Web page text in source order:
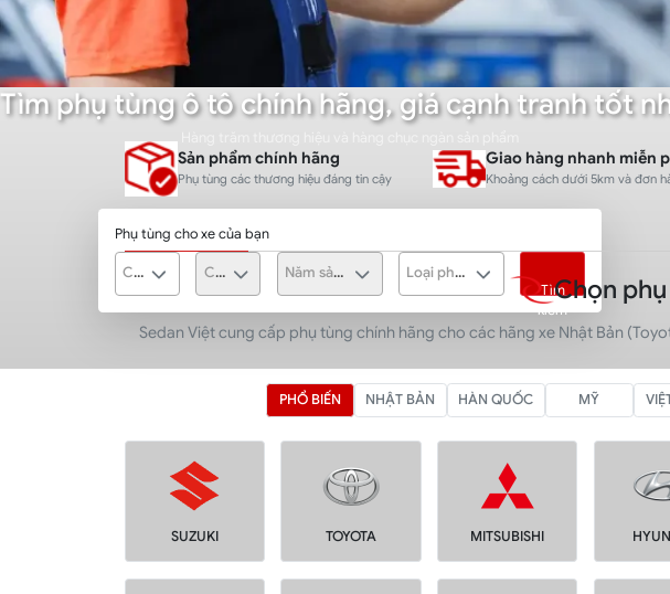
Tìm phụ tùng ô tô chính hãng, giá cạnh tranh tốt
Phụ tùng cho xe của bạn
Chọn hãng xe Chọn dòng xe Năm sản xuất Loại phụ tùng
Tìm
kiếm
Sản phẩm chính hãng
Phụ tùng các thương hiệu đáng tin cậy
Giao hàng nhanh miễn
Khoảng cách dưới 5km và đơn
Chọn
Sedan Việt cung cấp phụ tùng chính hãng cho các hãng xe Nhật Bản
PHỔ BIẾN NHẬT BẢN HÀN QUỐC MỸ
SUZUKI TOYOTA MITSUBISHI